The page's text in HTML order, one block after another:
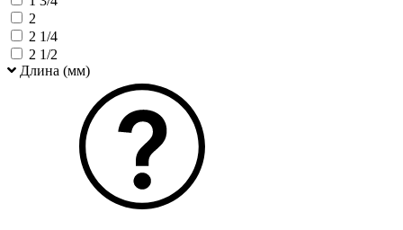
2
2 1/4
2 1/2
Длина (мм)